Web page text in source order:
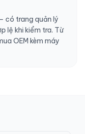
có trang quản lý
lệ khi kiểm tra. Từ
OEM kèm máy